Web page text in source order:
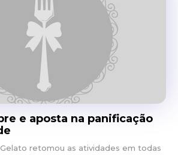
e aposta na panificação
retomou as atividades em todas